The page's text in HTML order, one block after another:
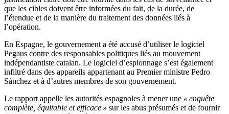
que les cibles doivent être informées du fait, de la durée, de
l’étendue et de la manière du traitement des données liés à
l’opération.
En Espagne, le gouvernement a été accusé d’utiliser le logiciel
Pegaus contre des responsables politiques liés au mouvement
indépendantiste catalan. Le logiciel d’espionnage s’est également
infiltré dans des appareils appartenant au Premier ministre Pedro
Sánchez et à d’autres membres de son gouvernement.
Le rapport appelle les autorités espagnoles à mener une « enquête
complète, équitable et efficace » sur les abus présumés et de fournir